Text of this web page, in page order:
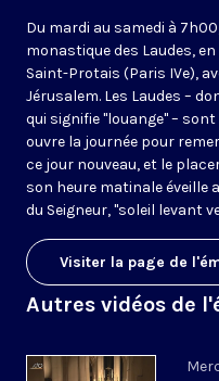
Du mardi au samedi à
monastique des Laudes,
Saint-Protais (Paris IVe),
Jérusalem. Les Laudes –
qui signifie "louange" –
ouvre la journée pour
ce jour nouveau, et le
son heure matinale éveille
du Seigneur, "soleil levant
Visiter la page de
Autres vidéos de